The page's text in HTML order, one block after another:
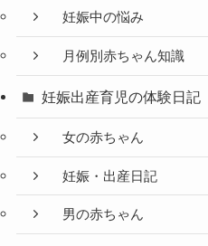
妊娠中の悩み
月例別赤ちゃん知識
妊娠出産育児の体験日記
女の赤ちゃん
妊娠・出産日記
男の赤ちゃん